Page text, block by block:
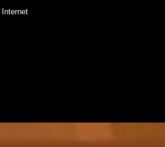
Internet